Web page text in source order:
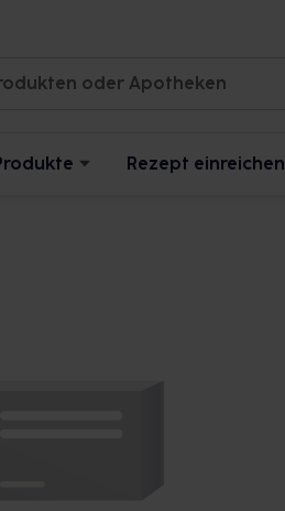
Rezept einreichen